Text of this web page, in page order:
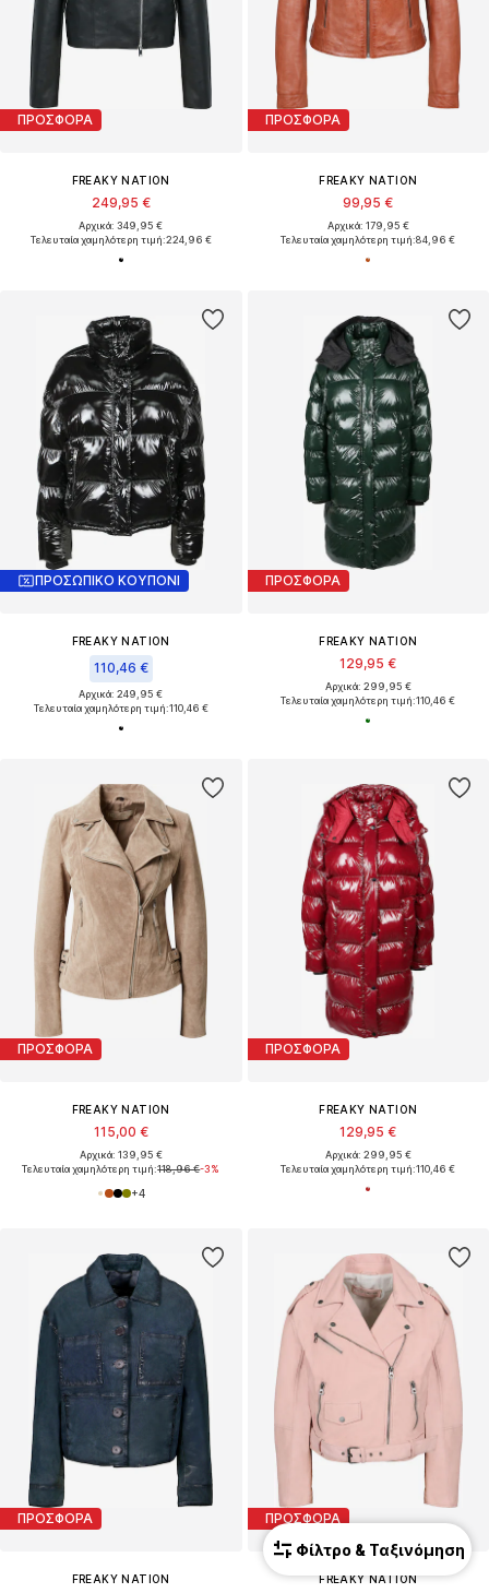
ΠΡΟΣΦΟΡΑ
FREAKY NATION
249,95 €
Αρχικά: 349,95 €
Τελευταία χαμηλότερη τιμή:224,96 €
ΠΡΟΣΦΟΡΑ
FREAKY NATION
99,95 €
Αρχικά: 179,95 €
Τελευταία χαμηλότερη τιμή:84,96 €
ΠΡΟΣΩΠΙΚΟ ΚΟΥΠΟΝΙ
FREAKY NATION
110,46 €
Αρχικά: 249,95 €
Τελευταία χαμηλότερη τιμή:110,46 €
ΠΡΟΣΦΟΡΑ
FREAKY NATION
129,95 €
Αρχικά: 299,95 €
Τελευταία χαμηλότερη τιμή:110,46 €
ΠΡΟΣΦΟΡΑ
FREAKY NATION
115,00 €
Αρχικά: 139,95 €
Τελευταία χαμηλότερη τιμή:118,96 €-3%
+4
ΠΡΟΣΦΟΡΑ
FREAKY NATION
129,95 €
Αρχικά: 299,95 €
Τελευταία χαμηλότερη τιμή:110,46 €
ΠΡΟΣΦΟΡΑ
FREAKY NATION
ΠΡΟΣΦΟΡΑ
FREAKY NATION
Φίλτρο & Ταξινόμηση